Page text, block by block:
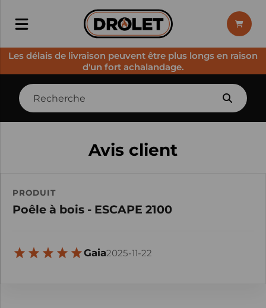
Les délais de livraison peuvent être plus longs en raison
d'un fort achalandage.
Avis client
PRODUIT
Poêle à bois - ESCAPE 2100
Gaia2025-11-22